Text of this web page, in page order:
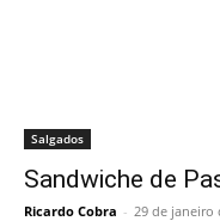
Salgados
Sandwiche de
Ricardo Cobra - 29 de janeiro